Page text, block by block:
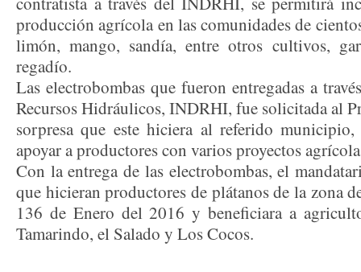
producción agrícola en las comunidades de
limón, mango, sandía, entre otros cultivos,
regadío.
Las electrobombas que fueron entregadas a
Recursos Hidráulicos, INDRHI, fue solicitada al
sorpresa que este hiciera al referido
apoyar a productores con varios proyectos
Con la entrega de las electrobombas, el
que hicieran productores de plátanos de la zona
136 de Enero del 2016 y beneficiara a
Tamarindo, el Salado y Los Cocos.